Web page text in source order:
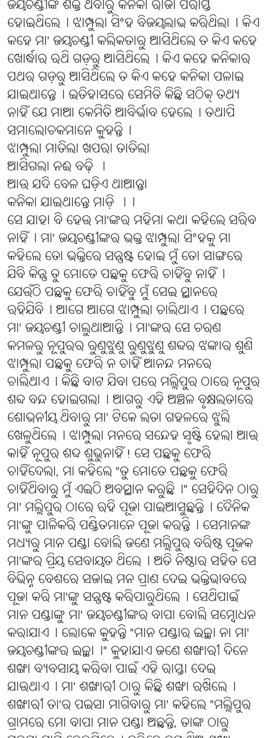
ଜୟଚଣ୍ଡୀଙ୍କ ଶକ୍ତି ଥିବାରୁ କନିକା ରାଜା ପରାସ୍ତ
ହୋଇଥିଲେ୤ ଝାମ୍ପୁଲା ସିଂହ ବିଜୟଲାଭ କରିଥିଲା୤ କିଏ
କହେ ମା' ଜୟଚଣ୍ଡୀ କଲିକତାରୁ ଆସିଥିଲେ ତ କିଏ କହେ
ଖୋର୍ଦ୍ଧାର ରଥି ଗଡ଼ରୁ ଆସିଥିଲେ୤ କିଏ କହେ କନିକାର
ପଥର ଗଡ଼ରୁ ଆସିଥିଲେ ତ କିଏ କହେ କନିକା ପଳାଇ
ଯାଇଥାନ୍ତେ୤ ଇତିହାସରେ ସେମିତି କିଛି ସଠିକ୍ ତଥ୍ୟ
ନାହିଁ ଯେ ମାଆ କେମିତି ଆବିର୍ଭାବ ହେଲେ୤ ତଥାପି
ସମାଲୋଚକମାନେ କୁହନ୍ତି୤
ଝାମ୍ପୁଲା ମାତିଲା ଖପରା ତାତିଲା
ଆସିଗଲା ନଈ ବଢ଼ି ।
ଆଉ ଯଦି ବେଳ ଘଡ଼ିଏ ଥାଆନ୍ତା
କନିକା ଯାଇଥାନ୍ତେ ମାଡ଼ି ।।
ସେ ଯାହା ବି ହେଉ ମା'ଙ୍କର ମହିମା କଥା କହିଲେ ସରିବ
ନାହିଁ୤ ମା' ଜୟଚଣ୍ଡୀଙ୍କର ଭକ୍ତ ଝାମ୍ପୁଲା ସିଂହକୁ ମା
କହିଲେ ତୋ ଭକ୍ତିରେ ସନ୍ତୁଷ୍ଟ ହୋଇ ମୁଁ ତୋ ସାଙ୍ଗରେ
ଯିବି କିନ୍ତୁ ତୁ ମୋତେ ପଛକୁ ଫେରି ଚାହିଁବୁ ନାହିଁ୤
ଯେଉଁଠି ପଛକୁ ଫେରି ଚାହିଁବୁ ମୁଁ ସେଇ ସ୍ଥାନରେ
ରହିଯିବି୤ ଆଗେ ଆଗେ ଝାମ୍ପୁଲା ଚାଲିଥାଏ୤ ପଛରେ
ମା' ଜୟଚଣ୍ଡୀ ଚାଲୁଥାଆନ୍ତି୤ ମା'ଙ୍କର ସେ ଚରଣ
କମଳରୁ ନୂପୁରର ରୁଣୁଝୁଣୁ ରୁଣୁଝୁଣୁ ଶବ୍ଦର ଝଙ୍କାର ଶୁଣି
ଝାମ୍ପୁଲା ପଛକୁ ଫେରି ନ ଚାହିଁ ଆନନ୍ଦ ମନରେ
ଚାଲିଥାଏ୤ କିଛି ବାଟ ଯିବା ପରେ ମଲ୍ଲିପୁର ଠାରେ ନୂପୁର
ଶବ୍ଦ ବନ୍ଦ ହୋଇଗଲା୤ ଆଗରୁ ଏହି ଅଞ୍ଚଳ ବୃକ୍ଷଲତାରେ
ଶୋଭନୀୟ ଥିବାରୁ ମା' ଟିକେ ଲତା ଗହଳରେ ଝୁଲି
ଖେଳୁଥିଲେ୤ ଝାମ୍ପୁଲା ମନରେ ସନ୍ଦେହ ସୃଷ୍ଟି ହେଲା ଆଉ
କାହିଁ ନୂପୁର ଶଦ୍ଦ ଶୁଭୁନାହିଁ! ସେ ପଛକୁ ଫେରି
ଚାହିଁଦେଲା, ମା କହିଲେ "ତୁ ମୋତେ ପଛକୁ ଫେରି
ଚାହିଁଥିବାରୁ ମୁଁ ଏଇଠି ଅବସ୍ଥାନ କରୁଛି୤" ସେହିଦିନ ଠାରୁ
ମା' ମଲ୍ଲିପୁର ଠାରେ ରହି ପୂଜା ପାଇଆସୁଛନ୍ତି୤ ଦୈନିକ
ମା'ଙ୍କୁ ପାଳିକରି ପଣ୍ଡିତମାନେ ପୂଜା କରନ୍ତି୤ ସେମାନଙ୍କ
ମଧ୍ୟରୁ ମାନ ପଣ୍ଡା ବୋଲି ଜଣେ ମଲ୍ଲିପୁର ବରିଷ୍ଠ ପୂଜକ
ମା'ଙ୍କର ପ୍ରିୟ ସେବାୟତ ଥିଲେ୤ ଅତି ନିଷ୍ଠାର ସହିତ ସେ
ବିଭିନ୍ନ ବେଶରେ ସଜାଇ ମନ ପ୍ରାଣ ଦେଇ ଭକ୍ତିଭାବରେ
ପୂଜା କରି ମା'ଙ୍କୁ ସନ୍ତୁଷ୍ଟ କରିପାରୁଥିଲେ୤ ସେଥିପାଇଁ
ମାନ ପଣ୍ଡାଙ୍କୁ ମା' ଜୟଚଣ୍ଡୀଙ୍କର ବାପା ବୋଲି ସମ୍ବୋଧନ
କରାଯାଏ୤ ଲୋକେ କୁହନ୍ତି "ମାନ ପଣ୍ଡାର ଇଚ୍ଛା ନା ମା'
ଜୟଚଣ୍ଡୀଙ୍କର ଇଚ୍ଛା୤" କୁହାଯାଏ ଜଣେ ଶଙ୍ଖାରୀ ଦିନେ
ଶଙ୍ଖା ବ୍ୟବସାୟ କରିବା ପାଇଁ ଏହି ରାସ୍ତା ଦେଇ
ଯାଉଥାଏ୤ ମା' ଶଙ୍ଖାରୀ ଠାରୁ କିଛି ଶଙ୍ଖା ରଖିଲେ୤
ଶଙ୍ଖାରୀ ତା'ର ପଇସା ମାଗିବାରୁ ମା' କହିଲେ "ମଲ୍ଲିପୁର
ଗ୍ରାମରେ ମୋ ବାପା ମାନ ପଣ୍ଡା ଅଛନ୍ତି, ତାଙ୍କ ଠାରୁ